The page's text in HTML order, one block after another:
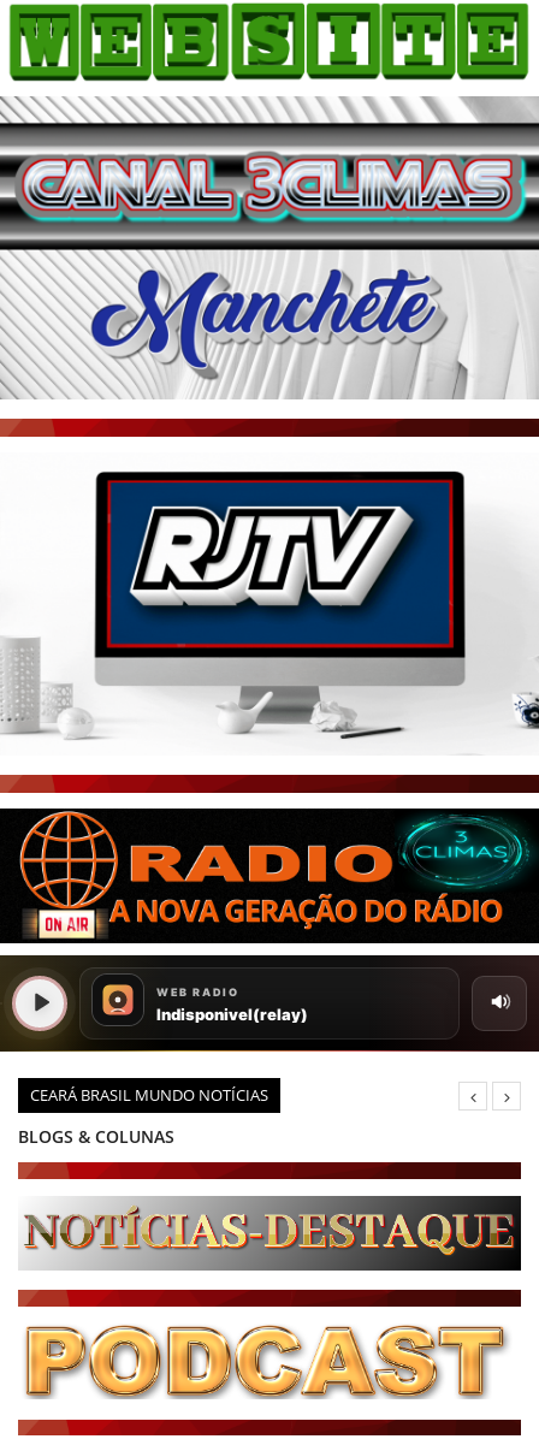
CEARÁ BRASIL MUNDO NOTÍCIAS
BLOGS & COLUNAS
PODCAST - PONTO DE VISTA
BRASIL DE FATO - ÚLTIMAS NOTÍCIAS
ÚLTIMAS NOTÍCIAS
NOTÍCIAS TAMBÉM NA TELA
BRASIL MUNDO AO VIVO
HOME
COMO ANUNCIAR
JORNAIS DO BRASIL
PODCAST/NOTÍCIAS
AS NOTÍCIAS DO DIA
ACONTECEU...VIROU MANCHETE!
BLOGS & COLUNAS
AGÊNCIA DE NOTÍCIAS
CNN BRASIL
PORTAL CEARÁ
ÚLTIMAS POSTAGENS
BOAS NOTÍCIAS...VIRAM MANCHETE!
CEARÁ BRASIL NOTÍCIAS
CEARÁ BRASIL MUNDO 1
BRASIL DE FATO
NOTÍCIAS GERAIS
CONECTE-SE
REGISTO